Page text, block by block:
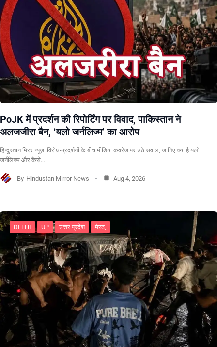
PoJK में प्रदर्शन की रिपोर्टिंग पर विवाद, पाकिस्तान ने
अलजजीरा बैन, ‘यलो जर्नलिज्म’ का आरोप
हिन्दुस्तान मिरर न्यूज़ :विरोध-प्रदर्शनों के बीच मीडिया कवरेज पर उठे सवाल, जानिए क्या है यलो
जर्नलिज्म और कैसे…
By Hindustan Mirror News Aug 4, 2026
DELHI UP उत्तर प्रदेश मेरठ,